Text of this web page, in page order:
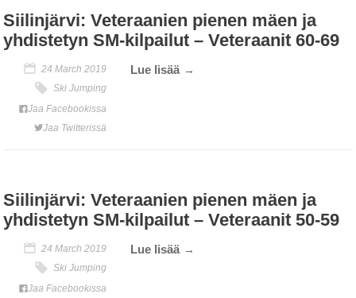
Siilinjärvi: Veteraanien pienen mäen ja
yhdistetyn SM-kilpailut – Veteraanit 60-69
24 March 2019
Ski Jumping
Jaa Facebookissa
Jaa Twitterissä
Lue lisää
Siilinjärvi: Veteraanien pienen mäen ja
yhdistetyn SM-kilpailut – Veteraanit 50-59
24 March 2019
Ski Jumping
Jaa Facebookissa
Lue lisää